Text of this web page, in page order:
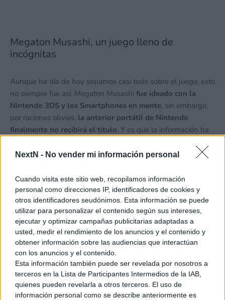
NextN - No vender mi información personal
Cuando visita este sitio web, recopilamos información
personal como direcciones IP, identificadores de cookies y
otros identificadores seudónimos. Esta información se puede
utilizar para personalizar el contenido según sus intereses,
ejecutar y optimizar campañas publicitarias adaptadas a
usted, medir el rendimiento de los anuncios y el contenido y
obtener información sobre las audiencias que interactúan
con los anuncios y el contenido.
Esta información también puede ser revelada por nosotros a
terceros en la Lista de Participantes Intermedios de la IAB,
quienes pueden revelarla a otros terceros. El uso de
información personal como se describe anteriormente es
Megaton Musashi, un juego lleno de
incógnitas
Aunque ha día de hoy sepamos casi todo sobre el juego, esto
no siempre fue así. Megaton Musashi fue ideado con la
Nintendo 3DS y los Smartphones en mente, sin embargo,
por raciones obvias, la anterior portátil de Nintendo
finalmente no recibirá el titulo. Y es que la información ha
que recibiésemosaquellas primeras informaciones.
Esto,
Level-5, teorizase sobre su salida en Nintendo NX, la
consola que hoy en día conocemos como Nintendo Switch,
ya indicaba que el desarrollo de este juego iba a sufrir
turbulencias.
Ver también
Ya es oficial: Nintendo acudirá a la
Gamescom 2026